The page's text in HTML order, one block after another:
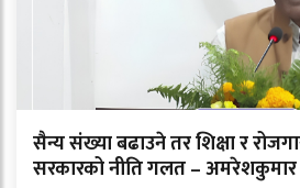
सैन्य संख्या बढाउने तर शिक्षा र
सरकारको नीति गलत –